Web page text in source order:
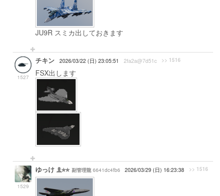
JU9R スミカ出しておきます
1527
チキン 2026/03/22 (日) 23:05:51 2fa2a@7d51c >> 1516
FSX出します
1529
ゆっけ 副管理龍 6641dc4fb6 2026/03/29 (日) 16:23:38 >> 1516